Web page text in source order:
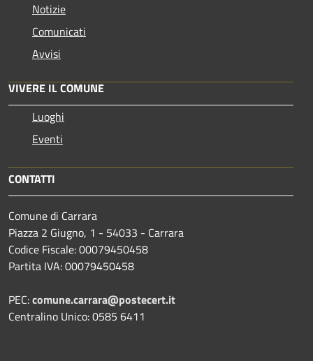
Notizie
Comunicati
Avvisi
VIVERE IL COMUNE
Luoghi
Eventi
CONTATTI
Comune di Carrara
Piazza 2 Giugno, 1 - 54033 - Carrara
Codice Fiscale: 00079450458
Partita IVA: 00079450458
PEC:comune.carrara@postecert.it
Centralino Unico: 0585 6411